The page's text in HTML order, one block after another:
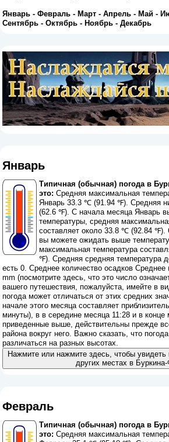
Январь -Февраль -Март -Апрель -Май -
Сентябрь -Октябрь -Ноябрь -Декабрь
Январь
Типичная (обычная) погода в
это: Средняя максимальная
Январь 33.3 ℃ (91.94 ℉). Средняя
(62.6 ℉). С начала месяца Январь
температуры, средняя
составляет около 33.8 ℃ (92.84 ℉).
вы можете ожидать выше
максимальная температура
℉). Средняя средняя температура
есть 0. Среднее количество осадков Среднее
mm (посмотрите здесь, что это число
вашего путешествия, пожалуйста, имейте в
погода может отличаться от этих средних
начале этого месяца составляет
минуты), в в середине месяца 11:28 и в
приведенные выше, действительны прежде
района вокруг него. Важно сказать, что
различаться на разных высотах.
Нажмите или нажмите здесь, чтобы
других местах в
Февраль
Типичная (обычная) погода в
это: Средняя максимальная